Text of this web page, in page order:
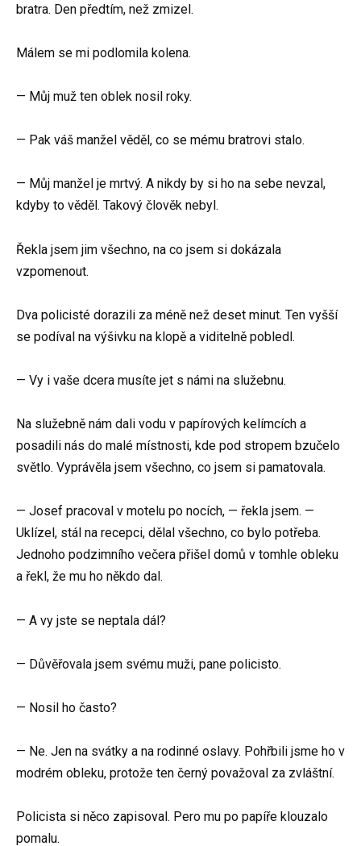
bratra. Den předtím, než zmizel.
Málem se mi podlomila kolena.
— Můj muž ten oblek nosil roky.
— Pak váš manžel věděl, co se mému bratrovi stalo.
— Můj manžel je mrtvý. A nikdy by si ho na sebe nevzal,
kdyby to věděl. Takový člověk nebyl.
Řekla jsem jim všechno, na co jsem si dokázala
vzpomenout.
Dva policisté dorazili za méně než deset minut. Ten vyšší
se podíval na výšivku na klopě a viditelně pobledl.
— Vy i vaše dcera musíte jet s námi na služebnu.
Na služebně nám dali vodu v papírových kelímcích a
posadili nás do malé místnosti, kde pod stropem bzučelo
světlo. Vyprávěla jsem všechno, co jsem si pamatovala.
— Josef pracoval v motelu po nocích, — řekla jsem. —
Uklízel, stál na recepci, dělal všechno, co bylo potřeba.
Jednoho podzimního večera přišel domů v tomhle obleku
a řekl, že mu ho někdo dal.
— A vy jste se neptala dál?
— Důvěřovala jsem svému muži, pane policisto.
— Nosil ho často?
— Ne. Jen na svátky a na rodinné oslavy. Pohřbili jsme ho v
modrém obleku, protože ten černý považoval za zvláštní.
Policista si něco zapisoval. Pero mu po papíře klouzalo
pomalu.